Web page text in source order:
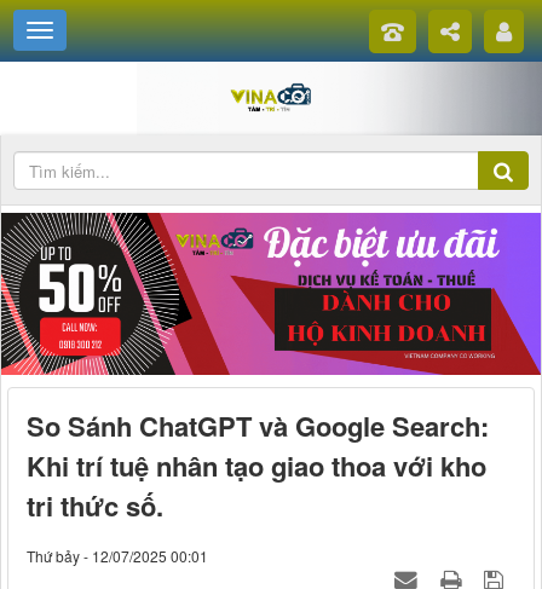
So Sánh ChatGPT và Google Search:
Khi trí tuệ nhân tạo giao thoa với kho
tri thức số.
Thứ bảy - 12/07/2025 00:01